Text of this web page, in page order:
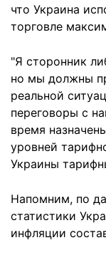
что Украина
торговле
"Я сторонник
но мы должны
реальной
переговоры с
время
уровней
Украины
Напомним, по
статистики
инфляции